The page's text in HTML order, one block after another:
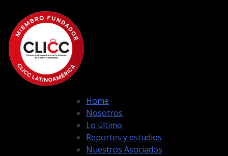
Home
Nosotros
Lo último
Reportes y estudios
Nuestros Asociados